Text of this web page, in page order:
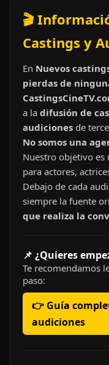
🎬
Castings y
En Nuevos
pierdas de
a la difusión de
audiciones de
No somos una
Nuestro objetivo es
para actores,
Debajo de cada
siempre la fuente
que realiza la
📌 ¿Quieres
Te recomendamos
paso:
👉 Guía
audiciones